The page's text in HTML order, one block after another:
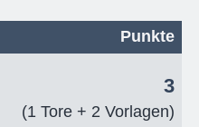
Punkte
3
(1 Tore + 2 Vorlagen)